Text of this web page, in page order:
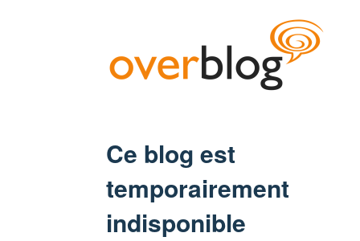
Ce blog est
temporairement
indisponible